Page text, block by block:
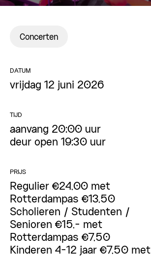
Concerten
DATUM
vrijdag 12 juni 2026
TIJD
aanvang 20:00 uur
deur open 19:30 uur
PRIJS
Regulier €24,00 met
Rotterdampas €13,50
Scholieren / Studenten /
Senioren €15,- met
Rotterdampas €7,50
Kinderen 4-12 jaar €7,50 met